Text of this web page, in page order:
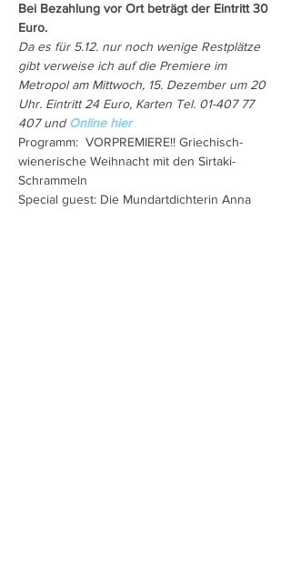
Bei Bezahlung vor Ort beträgt der Eintritt 30
Euro.
Da es für 5.12. nur noch wenige Restplätze
gibt verweise ich auf die Premiere im
Metropol am Mittwoch, 15. Dezember um 20
Uhr. Eintritt 24 Euro, Karten Tel. 01-407 77
407 und Online hier
Programm:  VORPREMIERE!! Griechisch-
wienerische Weihnacht mit den Sirtaki-
Schrammeln
Special guest: Die Mundartdichterin Anna